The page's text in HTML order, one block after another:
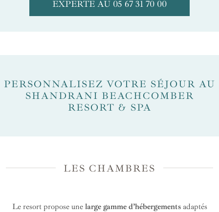
EXPERTE AU 05 67 31 70 00
PERSONNALISEZ VOTRE SÉJOUR AU
SHANDRANI BEACHCOMBER
RESORT & SPA
LES CHAMBRES
Le resort propose une large gamme d’hébergements adaptés